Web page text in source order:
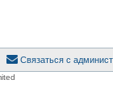
Связаться с